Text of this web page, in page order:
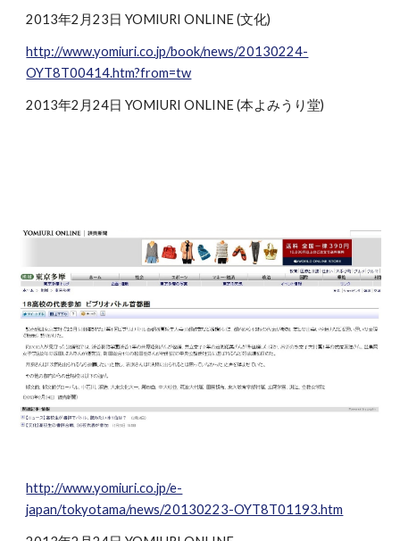
2013年2月23日 YOMIURI ONLINE (文化)
http://www.yomiuri.co.jp/book/news/20130224-
OYT8T00414.htm?from=tw
2013年2月24日 YOMIURI ONLINE (本よみうり堂)
http://www.yomiuri.co.jp/e-
japan/tokyotama/news/20130223-OYT8T01193.htm